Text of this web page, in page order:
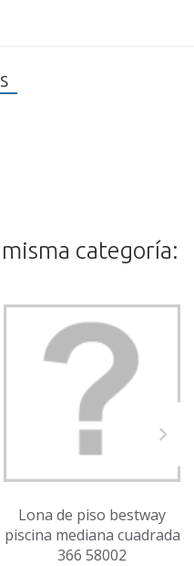
categoría:
Lona de piso bestway
piscina mediana cuadrada
366 58002